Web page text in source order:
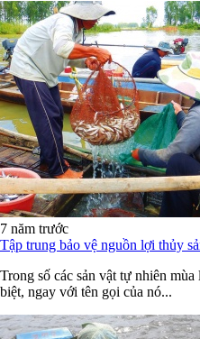
7 năm trước
Tập trung bảo vệ nguồn lợi thủy
Trong số các sản vật tự nhiên
biệt, ngay với tên gọi của nó...